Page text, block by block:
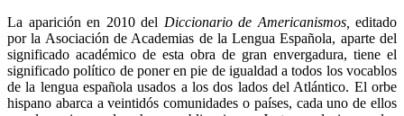
La aparición en 2010 del Diccionario de Americanismos, editado
por la Asociación de Academias de la Lengua Española, aparte del
significado académico de esta obra de gran envergadura, tiene el
significado político de poner en pie de igualdad a todos los vocablos
de la lengua española usados a los dos lados del Atlántico. El orbe
hispano abarca a veintidós comunidades o países, cada uno de ellos